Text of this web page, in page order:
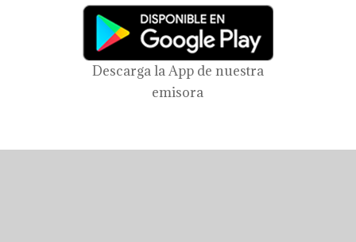
Descarga la App de nuestra
emisora